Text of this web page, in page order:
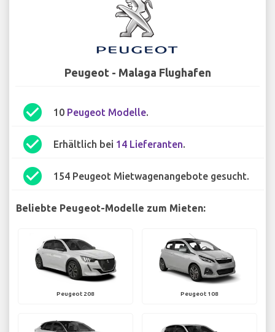
Peugeot - Malaga Flughafen
check_circle 10 Peugeot Modelle.
check_circle Erhältlich bei 14 Lieferanten.
check_circle 154 Peugeot Mietwagenangebote gesucht.
Beliebte Peugeot-Modelle zum Mieten:
Peugeot 208 Peugeot 108